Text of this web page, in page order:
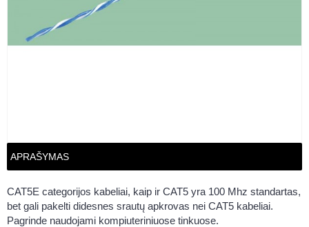
APRAŠYMAS
CAT5E categorijos kabeliai, kaip ir CAT5 yra 100 Mhz standartas,
bet gali pakelti didesnes srautų apkrovas nei CAT5 kabeliai.
Pagrinde naudojami kompiuteriniuose tinkuose.